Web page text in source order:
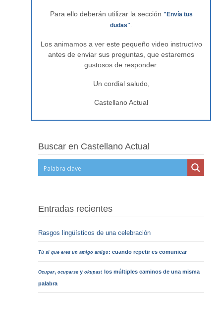
Para ello deberán utilizar la sección "Envía tus
dudas"
Los animamos a ver este pequeño video instructivo
antes de enviar sus preguntas, que estaremos
gustosos de responder.
Un cordial saludo,
Castellano Actual
Buscar en Castellano Actual
Entradas recientes
Rasgos lingüísticos de una celebración
Tú sí que eres un amigo amigo: cuando repetir es comunicar
Ocupar,ocuparse yokupas: los múltiples caminos de una misma
palabra